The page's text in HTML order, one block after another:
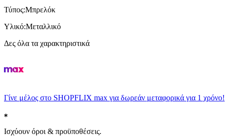
Τύπος:Μπρελόκ
Υλικό:Μεταλλικό
Δες όλα τα χαρακτηριστικά
Γίνε μέλος στο SHOPFLIX max για δωρεάν μεταφορικά για 1 χρόνο!
Ισχύουν όροι & προϋποθέσεις.